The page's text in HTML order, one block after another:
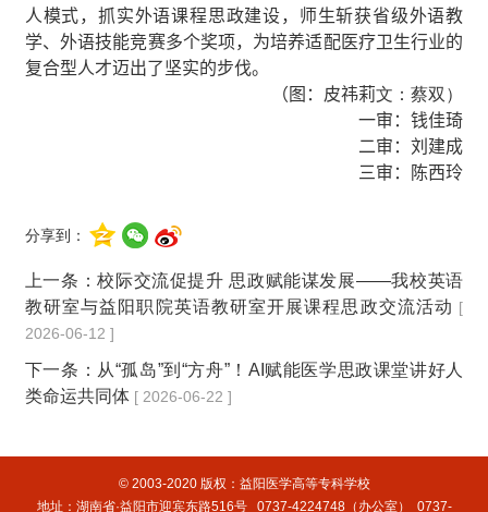
人模式，抓实外语课程思政建设，师生斩获省级外语教
学、外语技能竞赛多个奖项， 为培养适配医疗卫生行业的
复合型人才迈出了坚实的步伐。
（ 图：皮祎莉文：蔡双）
一审：钱佳琦
二审：刘建成
三审：陈西玲
分享到：
上一条：校际交流促提升 思政赋能谋发展——我校英语
教研室与益阳职院英语教研室开展课程思政交流活动 [
2026-06-12 ]
下一条： 从“孤岛”到“方舟”！AI赋能医学思政课堂讲好人
类命运共同体 [ 2026-06-22 ]
© 2003-2020 版权：益阳医学高等专科学校
地址：湖南省·益阳市迎宾东路516号 0737-4224748（办公室） 0737-